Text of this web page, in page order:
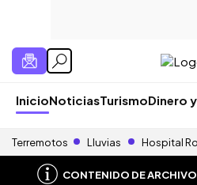
InicioNoticiasTurismoDinero
Terremotos Lluvias Hospital
CONTENIDO DE